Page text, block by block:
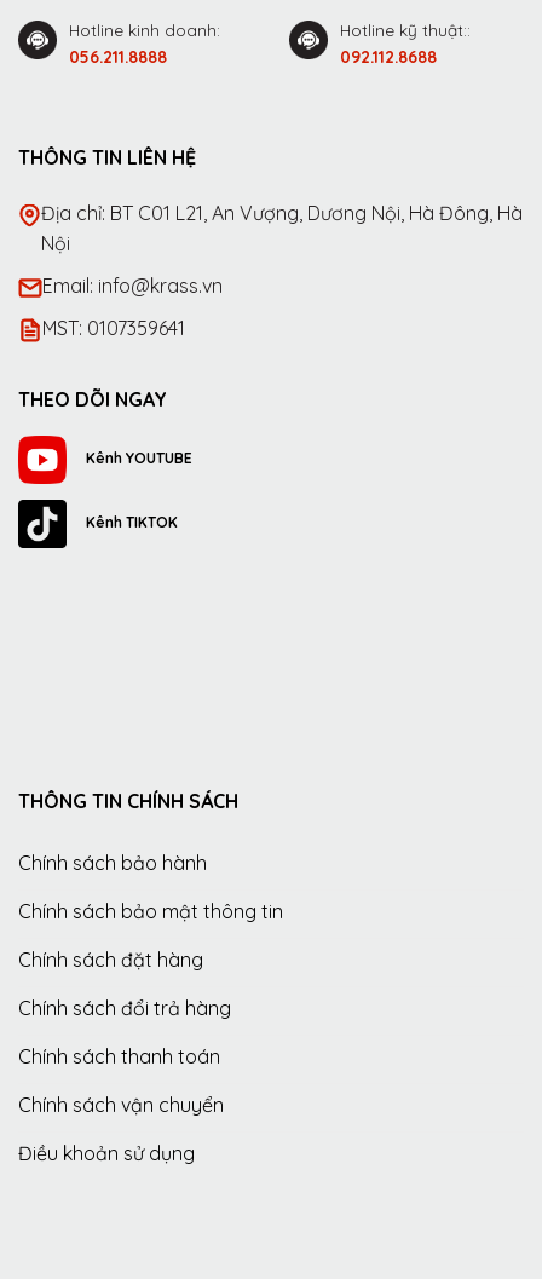
Hotline kinh doanh:
056.211.8888
Hotline kỹ thuật::
092.112.8688
THÔNG TIN LIÊN HỆ
Địa chỉ: BT C01 L21, An Vượng, Dương Nội, Hà Đông, Hà
Nội
Email: info@krass.vn
MST: 0107359641
THEO DÕI NGAY
Kênh YOUTUBE
Kênh TIKTOK
THÔNG TIN CHÍNH SÁCH
Chính sách bảo hành
Chính sách bảo mật thông tin
Chính sách đặt hàng
Chính sách đổi trả hàng
Chính sách thanh toán
Chính sách vận chuyển
Điều khoản sử dụng